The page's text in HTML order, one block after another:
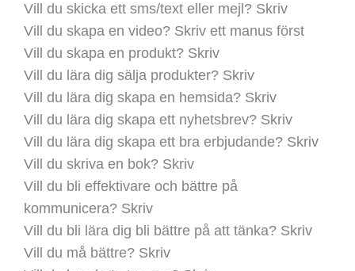
Vill du skicka ett sms/text eller mejl? Skriv
Vill du skapa en video? Skriv ett manus först
Vill du skapa en produkt? Skriv
Vill du lära dig sälja produkter? Skriv
Vill du lära dig skapa en hemsida? Skriv
Vill du lära dig skapa ett nyhetsbrev? Skriv
Vill du lära dig skapa ett bra erbjudande? Skriv
Vill du skriva en bok? Skriv
Vill du bli effektivare och bättre på
kommunicera? Skriv
Vill du bli lära dig bli bättre på att tänka? Skriv
Vill du må bättre? Skriv